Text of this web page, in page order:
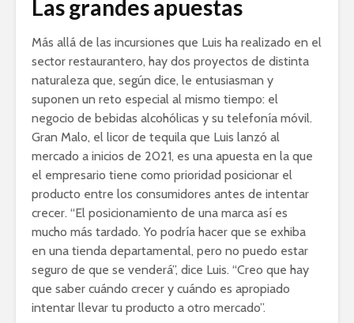
Las grandes apuestas
Más allá de las incursiones que Luis ha realizado en el
sector restaurantero, hay dos proyectos de distinta
naturaleza que, según dice, le entusiasman y
suponen un reto especial al mismo tiempo: el
negocio de bebidas alcohólicas y su telefonía móvil.
Gran Malo, el licor de tequila que Luis lanzó al
mercado a inicios de 2021, es una apuesta en la que
el empresario tiene como prioridad posicionar el
producto entre los consumidores antes de intentar
crecer. “El posicionamiento de una marca así es
mucho más tardado. Yo podría hacer que se exhiba
en una tienda departamental, pero no puedo estar
seguro de que se venderá”, dice Luis. “Creo que hay
que saber cuándo crecer y cuándo es apropiado
intentar llevar tu producto a otro mercado”.